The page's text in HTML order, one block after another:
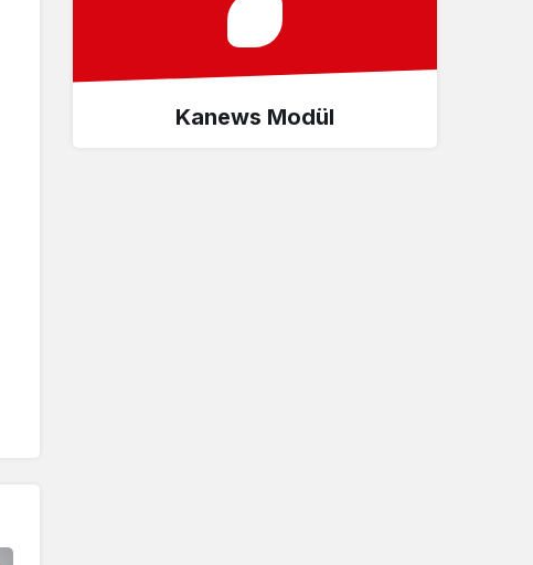
Kanews Modül